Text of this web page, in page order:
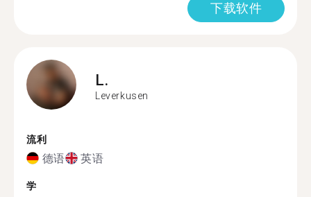
下载软件
L.
Leverkusen
流利
德语 英语
学